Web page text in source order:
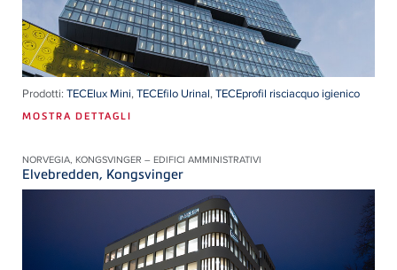
Prodotti: TECElux Mini,TECEfilo Urinal,TECEprofil risciacquo igienico
MOSTRA DETTAGLI
NORVEGIA, KONGSVINGER – EDIFICI AMMINISTRATIVI
Elvebredden, Kongsvinger